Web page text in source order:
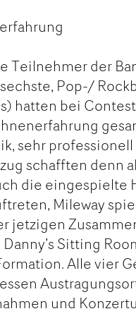
Teilnehmer der
Pop-/
hatten bei
sehr
schafften denn
die
Mileway
jetzigen
Sitting
Alle vier
und